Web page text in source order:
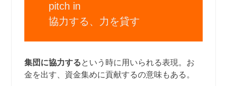
pitch in
協力する、力を貸す
集団に協力するという時に用いられる表現。お
金を出す、資金集めに貢献するの意味もある。